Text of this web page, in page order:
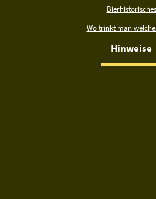
Bierhistorisches
Wo trinkt man
Hinweise